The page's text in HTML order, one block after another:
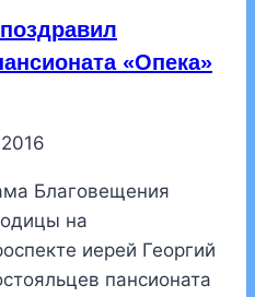
«Опека»
Благовещения
на
иерей Георгий
пансионата